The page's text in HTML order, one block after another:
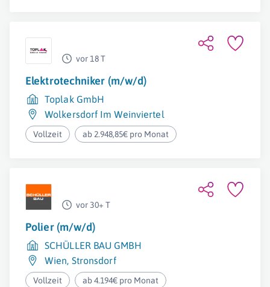
vor 18 T
Elektrotechniker (m/w/d)
Toplak GmbH
Wolkersdorf Im Weinviertel
Vollzeit ab 2.948,85€ pro Monat
vor 30+ T
Polier (m/w/d)
SCHÜLLER BAU GMBH
Wien, Stronsdorf
Vollzeit ab 4.194€ pro Monat